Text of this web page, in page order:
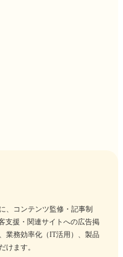
、コンテンツ監修・記事制
支援・関連サイトへの広告掲
業務効率化（IT活用）、製品
けます。